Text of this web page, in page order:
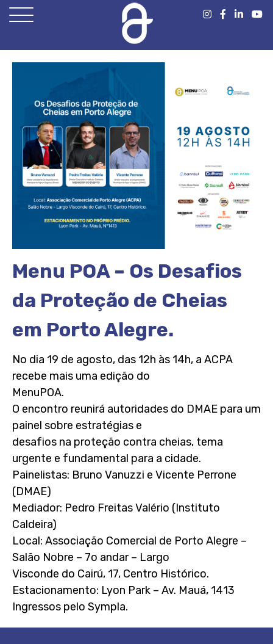
Open
Menu POA – Os Desafios
da Proteção de Cheias
em Porto Alegre.
No dia 19 de agosto, das 12h às 14h, a ACPA
recebe mais uma edição do
MenuPOA.
O encontro reunirá autoridades do DMAE para um
painel sobre estratégias e
desafios na proteção contra cheias, tema
urgente e fundamental para a cidade.
Painelistas: Bruno Vanuzzi e Vicente Perrone
(DMAE)
Mediador: Pedro Freitas Valério (Instituto
Caldeira)
Local: Associação Comercial de Porto Alegre –
Salão Nobre – 7o andar – Largo
Visconde do Cairú, 17, Centro Histórico.
Estacionamento: Lyon Park – Av. Mauá, 1413
Ingressos pelo Sympla.